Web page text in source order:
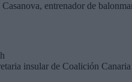
entrenador de
insular de Coalición